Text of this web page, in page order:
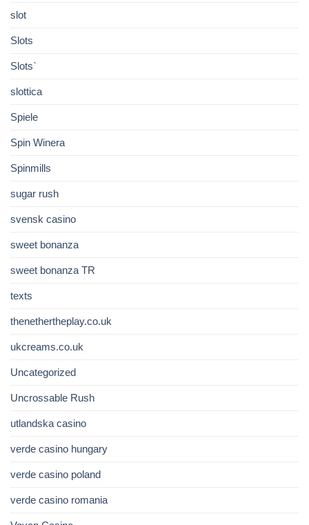
slot
Slots
Slots`
slottica
Spiele
Spin Winera
Spinmills
sugar rush
svensk casino
sweet bonanza
sweet bonanza TR
texts
thenethertheplay.co.uk
ukcreams.co.uk
Uncategorized
Uncrossable Rush
utlandska casino
verde casino hungary
verde casino poland
verde casino romania